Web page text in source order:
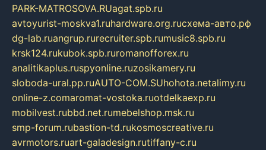
PARK-MATROSOVA.RUagat.spb.ru
avtoyurist-moskva1.ruhardware.org.ruсхема-авто.рф
dg-lab.ruangrup.rurecruiter.spb.rumusic8.spb.ru
krsk124.rukubok.spb.ruromanofforex.ru
analitikaplus.ruspyonline.ruzosikamery.ru
sloboda-ural.pp.ruAUTO-COM.SUhohota.netalimy.ru
online-z.comaromat-vostoka.ruotdelkaexp.ru
mobilvest.rubbd.net.rumebelshop.msk.ru
smp-forum.rubastion-td.rukosmoscreative.ru
avrmotors.ruart-galadesign.rutiffany-c.ru